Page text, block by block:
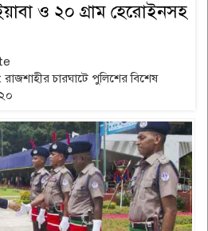
ও ২০ গ্রাম হেরোইনসহ
রাজশাহীর চারঘাটে পুলিশের বিশেষ